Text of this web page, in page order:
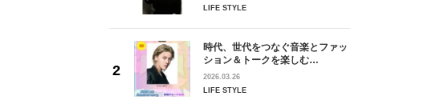
LIFE STYLE
時代、世代をつなぐ音楽とファッ
ション＆トークを楽しむ…
2026.03.26
LIFE STYLE